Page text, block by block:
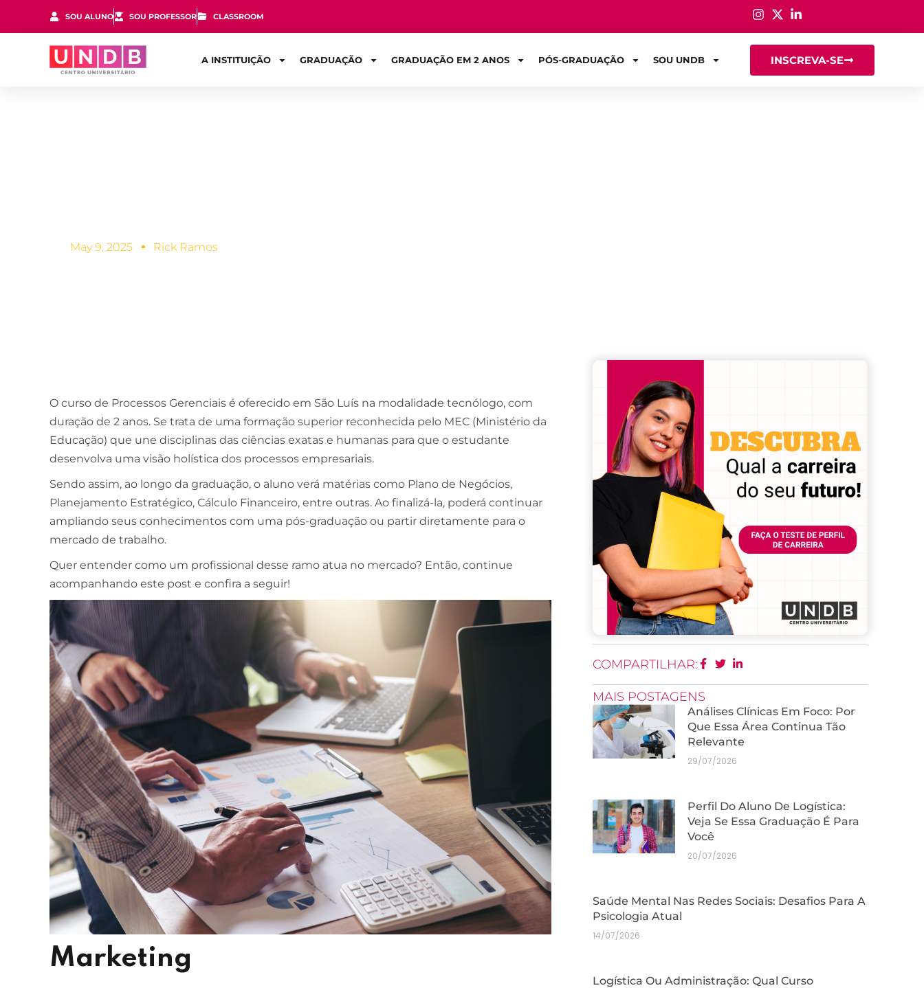
SOU ALUNO SOU PROFESSOR CLASSROOM
A INSTITUIÇÃO GRADUAÇÃO GRADUAÇÃO EM 2 ANOS PÓS-GRADUAÇÃO SOU UNDB INSCREVA-SE
May 9, 2025 Rick Ramos
O curso de Processos Gerenciais é oferecido em São Luís na modalidade tecnólogo, com
duração de 2 anos. Se trata de uma formação superior reconhecida pelo MEC (Ministério da
Educação) que une disciplinas das ciências exatas e humanas para que o estudante
desenvolva uma visão holística dos processos empresariais.
Sendo assim, ao longo da graduação, o aluno verá matérias como Plano de Negócios,
Planejamento Estratégico, Cálculo Financeiro, entre outras. Ao finalizá-la, poderá continuar
ampliando seus conhecimentos com uma pós-graduação ou partir diretamente para o
mercado de trabalho.
Quer entender como um profissional desse ramo atua no mercado? Então, continue
acompanhando este post e confira a seguir!
Marketing
COMPARTILHAR:
MAIS POSTAGENS
Análises Clínicas Em Foco: Por
Que Essa Área Continua Tão
Relevante
29/07/2026
Perfil Do Aluno De Logística:
Veja Se Essa Graduação É Para
Você
20/07/2026
Saúde Mental Nas Redes Sociais: Desafios Para A
Psicologia Atual
14/07/2026
Logística Ou Administração: Qual Curso